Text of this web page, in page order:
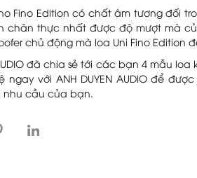
Fino Edition có chất âm tương đối
chân thực nhất được độ mượt mà
chủ động mà loa Uni Fino Edition
AUDIO đã chia sẻ tới các bạn 4 mẫu
ngay với ANH DUYEN AUDIO để
nhu cầu của bạn.